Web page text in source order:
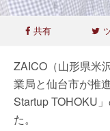
共有
ZAICO（山形県米
業局と仙台市が推
Startup TOHOKU
た。